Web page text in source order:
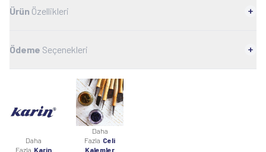
Ürün Özellikleri
Ödeme Seçenekleri
Daha
Fazla Karin
Daha
Fazla Celi
Kalemler